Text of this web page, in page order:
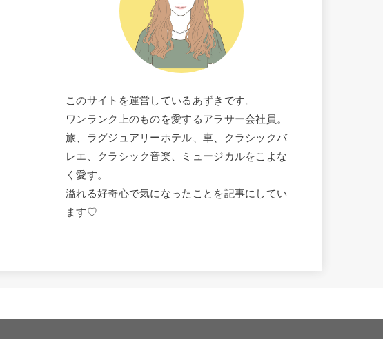
このサイトを運営しているあずきです。
ワンランク上のものを愛するアラサー会社員。
旅、ラグジュアリーホテル、車、クラシックバ
レエ、クラシック音楽、ミュージカルをこよな
く愛す。
溢れる好奇心で気になったことを記事にしてい
ます♡